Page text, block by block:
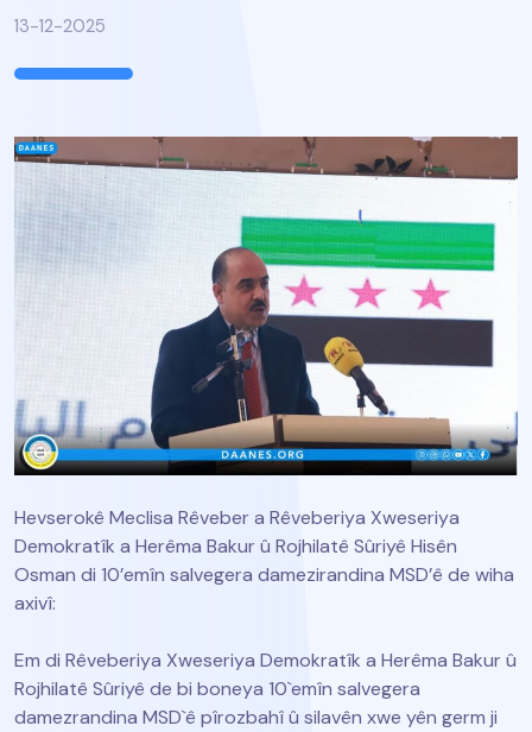
13-12-2025
Hevserokê Meclisa Rêveber a Rêveberiya Xweseriya
Demokratîk a Herêma Bakur û Rojhilatê Sûriyê Hisên
Osman di 10’emîn salvegera damezirandina MSD’ê de wiha
axivî:
Em di Rêveberiya Xweseriya Demokratîk a Herêma Bakur û
Rojhilatê Sûriyê de bi boneya 10`emîn salvegera
damezrandina MSD`ê pîrozbahî û silavên xwe yên germ ji